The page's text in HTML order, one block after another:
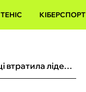
ТЕНІС КІБЕРСПОРТ
Збірна України U-20 на рівному місці втратила лідера: чому Синчука дискваліфікували на матч 1/8 фіналу ЧС-2025